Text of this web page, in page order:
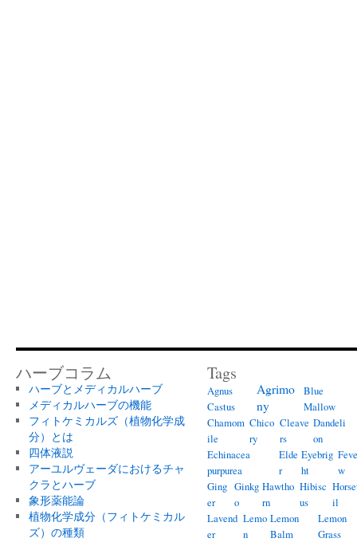
ハーブコラム
ハーブとメディカルハーブ
メディカルハーブの機能
フィトケミカルズ（植物化学成
分）とは
四体液説
アーユルヴェーダにおけるチャ
クラとハーブ
象形薬能論
植物化学成分（フィトケミカル
ズ）の種類
Tags
Agnus
Castus
Agrimo
ny
Blue
Mallow
Chamom
ile
Chico
ry
Cleave
rs
Dandeli
on
Echinacea
purpurea
Elde
r
Eyebrig
ht
w
Ging
er
Ginkg
o
Hawtho
rn
Hibisc
us
il
Lavend
er
Lemo
n
Lemon
Balm
Lemon
Grass